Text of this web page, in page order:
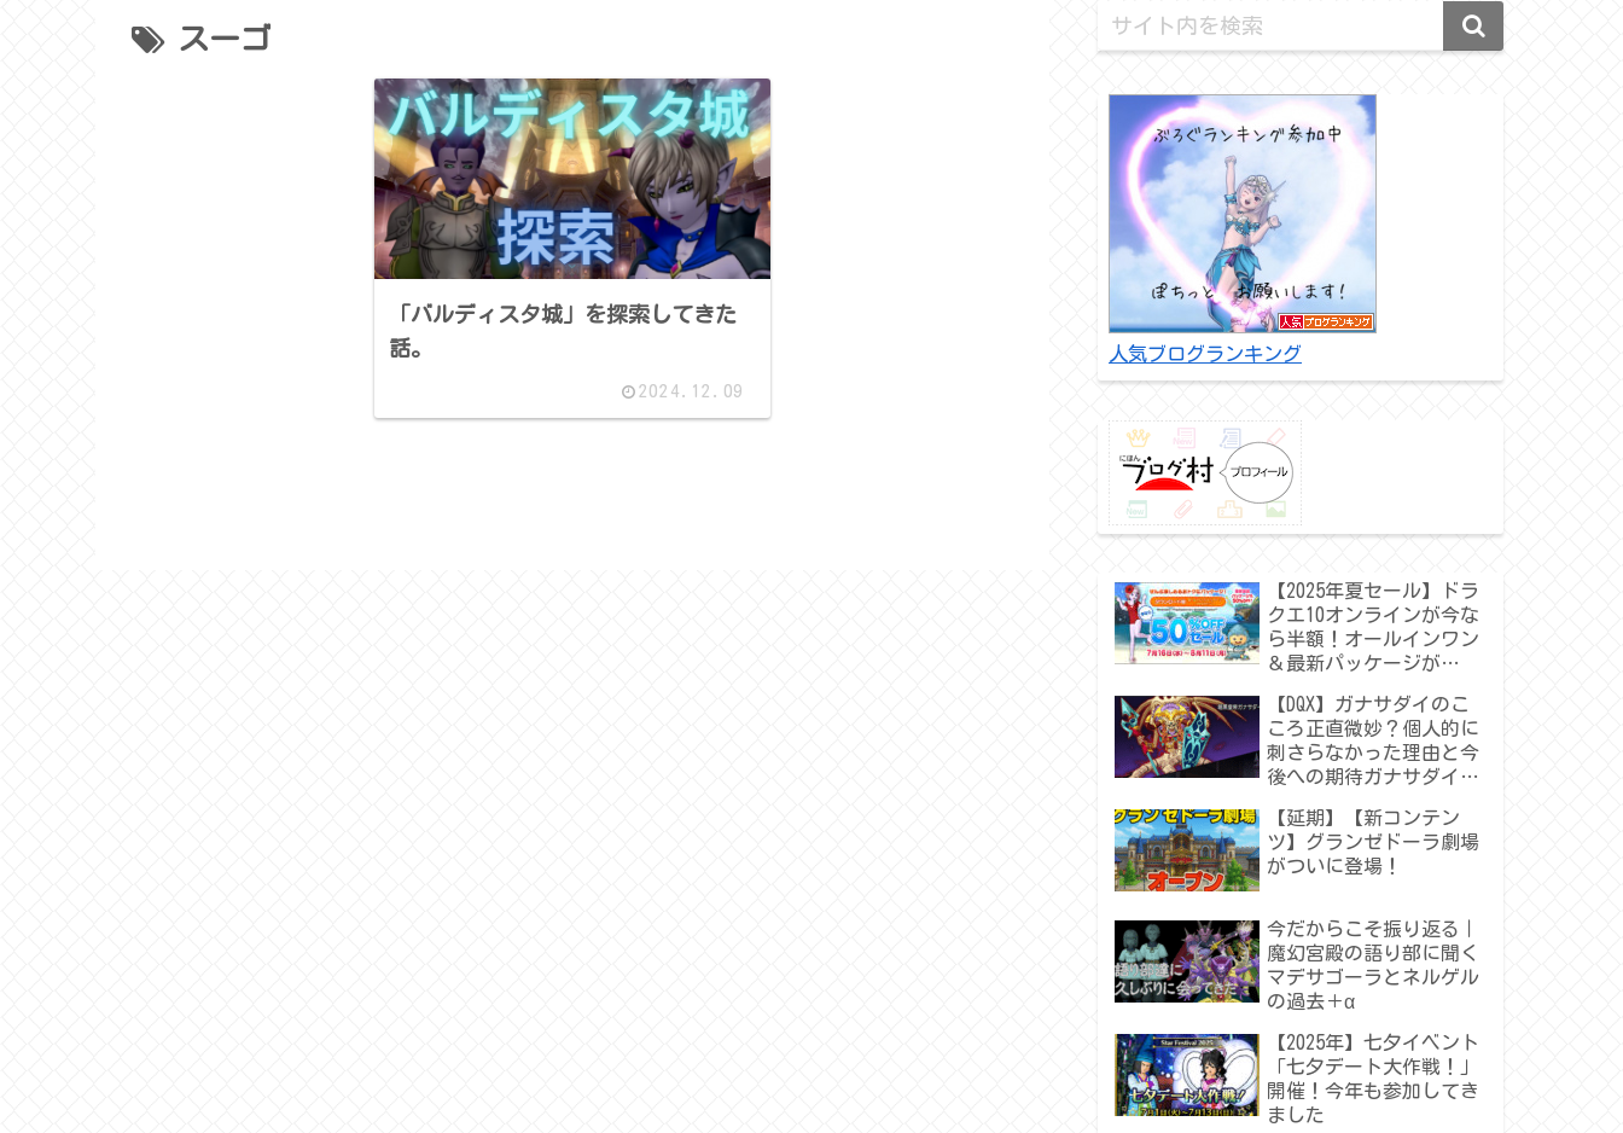
スーゴ
「バルディスタ城」を探索してきた
話。
2024.12.09
人気ブログランキング
【2025年夏セール】ドラ
クエ10オンラインが今な
ら半額！オールインワン
＆最新パッケージが
【DQX】ガナサダイのこ
ころ正直微妙？個人的に
刺さらなかった理由と今
後への期待ガナサダイの
【延期】【新コンテン
ツ】グランゼドーラ劇場
がついに登場！
今だからこそ振り返る｜
魔幻宮殿の語り部に聞く
マデサゴーラとネルゲル
の過去＋α
【2025年】七夕イベント
「七夕デート大作戦！」
開催！今年も参加してき
ました